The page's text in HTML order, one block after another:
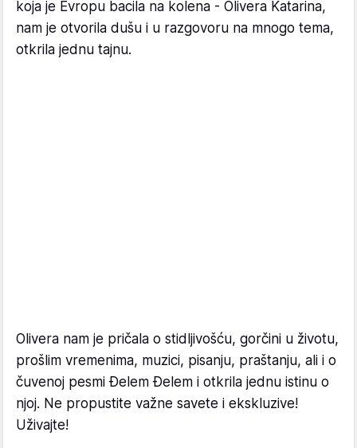
koja je Evropu bacila na kolena - Olivera Katarina,
nam je otvorila dušu i u razgovoru na mnogo tema,
otkrila jednu tajnu.
Olivera nam je pričala o stidljivošću, gorčini u životu,
prošlim vremenima, muzici, pisanju, praštanju, ali i o
čuvenoj pesmi Đelem Đelem i otkrila jednu istinu o
njoj. Ne propustite važne savete i ekskluzive!
Uživajte!